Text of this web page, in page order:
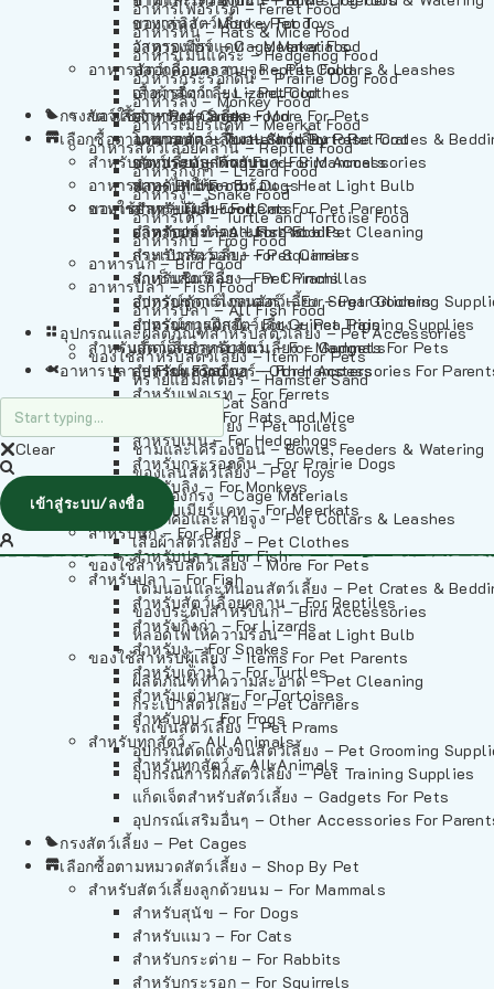
อาหารเฟอร์เร็ต – Ferret Food
อาหารหนู – Rats & Mice Food
อาหารเม่นแคระ – Hedgehog Food
อาหารกระรอกดิน – Prairie Dog Food
อาหารลิง – Monkey Food
อาหารเมียร์แคท – Meerkat Food
อาหารสัตว์เลี้อยคลาน – Reptile Food
อาหารกิ้งก่า – Lizard Food
อาหารงู – Snake Food
อาหารเต่า – Turtle and Tortoise Food
อาหารกบ – Frog Food
อาหารนก – Bird Food
อาหารปลา – Fish Food
อาหารปลา – All Fish Food
อุปกรณและผลิตภัณฑ์สำหรับสัตว์เลี้ยง – Pet Accessories
ของใช้สำหรับสัตว์เลี้ยง – Item For Pets
ทรายแฮมสเตอร์ – Hamster Sand
ทรายแมว – Cat Sand
ห้องน้ำสัตว์เลี้ยง – Pet Toilets
ชามและเครื่องป้อน – Bowls, Feeders & Watering
ของเล่นสัตว์เลี้ยง – Pet Toys
วัสดุรองกรง – Cage Materials
ปลอกคอและสายจูง – Pet Collars & Leashes
เสื้อผ้าสัตว์เลี้ยง – Pet Clothes
ของใช้สำหรับสัตว์เลี้ยง – More For Pets
โดมนอนและที่นอนสัตว์เลี้ยง – Pet Crates &
ของประดับสำหรับนก – Bird Accessories
หลอดไฟให้ความร้อน – Heat Light Bulb
ของใช้สำหรับผู้เลี้ยง – Items For Pet Parents
ผลิตภัณฑ์ทำความสะอาด – Pet Cleaning
กระเป๋าสัตว์เลี้ยง – Pet Carriers
รถเข็นสัตว์เลี้ยง – Pet Prams
อุปกรณ์ตัดแต่งขนสัตว์เลี้ยง – Pet Grooming
อุปกรณ์การฝึกสัตว์เลี้ยง – Pet Training Supplies
แก็ดเจ็ตสำหรับสัตว์เลี้ยง – Gadgets For Pets
อุปกรณ์เสริมอื่นๆ – Other Accessories For
กรงสัตว์เลี้ยง – Pet Cages
เลือกซื้อตามหมวดสัตว์เลี้ยง – Shop By Pet
สำหรับสัตว์เลี้ยงลูกด้วยนม – For Mammals
สำหรับสุนัข – For Dogs
สำหรับแมว – For Cats
สำหรับกระต่าย – For Rabbits
สำหรับกระรอก – For Squirrels
อาหารลิง – Monkey Food
อาหารเมียร์แคท – Meerkat Food
อาหารสัตว์เลี้อยคลาน – Reptile Food
อาหารกิ้งก่า – Lizard Food
อาหารงู – Snake Food
อาหารเต่า – Turtle and Tortoise Food
อาหารกบ – Frog Food
อาหารนก – Bird Food
อาหารปลา – Fish Food
อาหารปลา – All Fish Food
ของเล่นสัตว์เลี้ยง – Pet Toys
วัสดุรองกรง – Cage Materials
ปลอกคอและสายจูง – Pet Collars & Leashes
เสื้อผ้าสัตว์เลี้ยง – Pet Clothes
ของใช้สำหรับสัตว์เลี้ยง – More For Pets
โดมนอนและที่นอนสัตว์เลี้ยง – Pet Crates &
ของประดับสำหรับนก – Bird Accessories
หลอดไฟให้ความร้อน – Heat Light Bulb
ของใช้สำหรับผู้เลี้ยง – Items For Pet Parents
ผลิตภัณฑ์ทำความสะอาด – Pet Cleaning
กระเป๋าสัตว์เลี้ยง – Pet Carriers
รถเข็นสัตว์เลี้ยง – Pet Prams
อุปกรณ์ตัดแต่งขนสัตว์เลี้ยง – Pet Grooming
อุปกรณ์การฝึกสัตว์เลี้ยง – Pet Training Supplies
แก็ดเจ็ตสำหรับสัตว์เลี้ยง – Gadgets For Pets
อุปกรณ์เสริมอื่นๆ – Other Accessories For
กรงสัตว์เลี้ยง – Pet Cages
เลือกซื้อตามหมวดสัตว์เลี้ยง – Shop By Pet
สำหรับสัตว์เลี้ยงลูกด้วยนม – For Mammals
สำหรับสุนัข – For Dogs
สำหรับแมว – For Cats
สำหรับกระต่าย – For Rabbits
สำหรับกระรอก – For Squirrels
สำหรับชินชิล่า – For Chinchillas
สำหรับชูการ์ไกลเดอร์ – For Sugar Gliders
สำหรับหนูแกสบี้ – For Guinea Pigs
สำหรับสัตว์เลี้ยงลูกด้วยนม – For Mammals
สำหรับแฮมสเตอร์ – For Hamsters
สำหรับเฟอเรท – For Ferrets
สำหรับหนู – For Rats and Mice
สำหรับเม่น – For Hedgehogs
สำหรับกระรอกดิน – For Prairie Dogs
สำหรับลิง – For Monkeys
สำหรับเมียร์แคท – For Meerkats
สำหรับนก – For Birds
สำหรับปลา – For Fish
สำหรับปลา – For Fish
สำหรับสัตว์เลื้อยคลาน – For Reptiles
สำหรับกิ้งก่า – For Lizards
สำหรับงู – For Snakes
สำหรับเต่าน้ำ – For Turtles
สำหรับเต่าบก – For Tortoises
สำหรับกบ – For Frogs
สำหรับทุกสัตว์ – All Animals
สำหรับทุกสัตว์ – All Animals
อาหารปลา – Fish Food
Clear
เข้าสู่ระบบ/ลงชื่อ